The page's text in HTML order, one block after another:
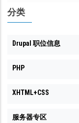
分类
Drupal 职位信息
PHP
XHTML+CSS
服务器专区